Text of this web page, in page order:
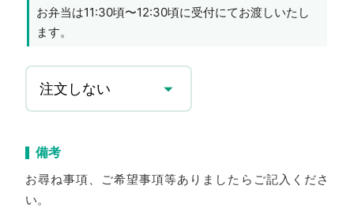
お弁当は11:30頃〜12:30頃に受付にてお渡しいたし
ます。
備考
お尋ね事項、ご希望事項等ありましたらご記入くださ
い。